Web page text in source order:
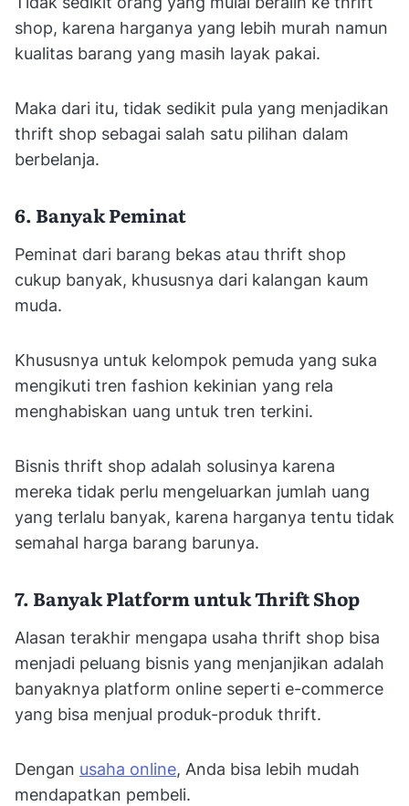
shop, karena harganya yang lebih murah namun
kualitas barang yang masih layak pakai.
Maka dari itu, tidak sedikit pula yang menjadikan
thrift shop sebagai salah satu pilihan dalam
berbelanja.
6. Banyak Peminat
Peminat dari barang bekas atau thrift shop
cukup banyak, khususnya dari kalangan kaum
muda.
Khususnya untuk kelompok pemuda yang suka
mengikuti tren fashion kekinian yang rela
menghabiskan uang untuk tren terkini.
Bisnis thrift shop adalah solusinya karena
mereka tidak perlu mengeluarkan jumlah uang
yang terlalu banyak, karena harganya tentu tidak
semahal harga barang barunya.
7. Banyak Platform untuk Thrift Shop
Alasan terakhir mengapa usaha thrift shop bisa
menjadi peluang bisnis yang menjanjikan adalah
banyaknya platform online seperti e-commerce
yang bisa menjual produk-produk thrift.
Dengan usaha online, Anda bisa lebih mudah
mendapatkan pembeli.